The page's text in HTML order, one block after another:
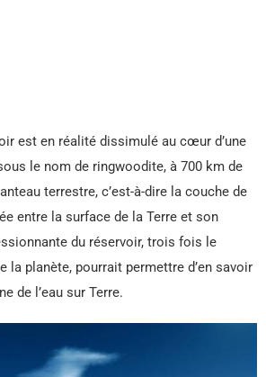
est en réalité dissimulé au cœur d’une
le nom de ringwoodite, à 700 km de
terrestre, c’est-à-dire la couche de
entre la surface de la Terre et son
du réservoir, trois fois le
la planète, pourrait permettre d’en savoir
de l’eau sur Terre.